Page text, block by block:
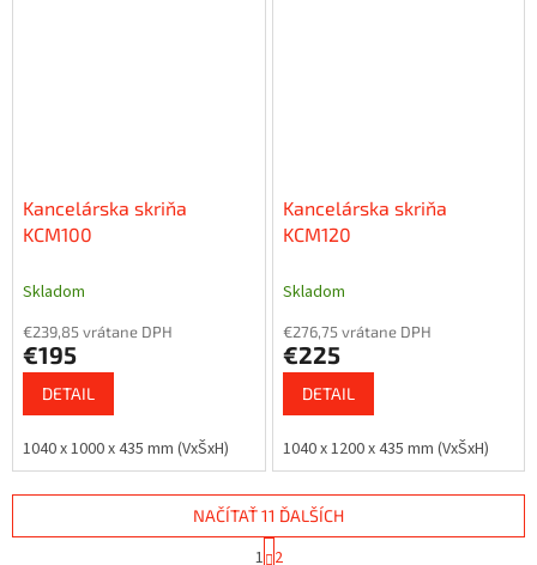
Kancelárska skriňa
KCM100
Skladom
€239,85 vrátane DPH
€195
DETAIL
1040 x 1000 x 435 mm (VxŠxH)
Kancelárska skriňa
KCM120
Skladom
€276,75 vrátane DPH
€225
DETAIL
1040 x 1200 x 435 mm (VxŠxH)
NAČÍTAŤ 11 ĎALŠÍCH
S
1 2